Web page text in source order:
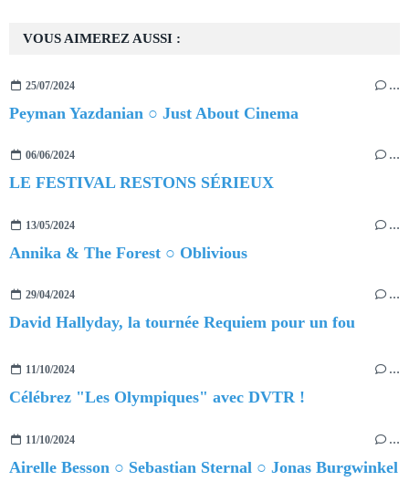
VOUS AIMEREZ AUSSI :
25/07/2024 …
Peyman Yazdanian ○ Just About Cinema
06/06/2024 …
LE FESTIVAL RESTONS SÉRIEUX
13/05/2024 …
Annika & The Forest ○ Oblivious
29/04/2024 …
David Hallyday, la tournée Requiem pour un fou
11/10/2024 …
Célébrez "Les Olympiques" avec DVTR !
11/10/2024 …
Airelle Besson ○ Sebastian Sternal ○ Jonas Burgwinkel